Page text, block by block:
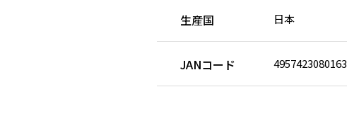
生産国 日本
JANコード 4957423080163